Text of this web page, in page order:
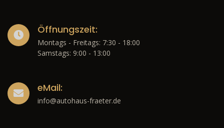
Öffnungszeit:
Montags - Freitags: 7:30 - 18:00
Samstags: 9:00 - 13:00
eMail:
info@autohaus-fraeter.de